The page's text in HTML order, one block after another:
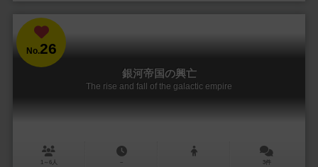
No.26
銀河帝国の興亡
The rise and fall of the galactic empire
1～6人 － 3件